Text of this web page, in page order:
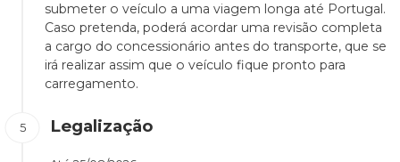
submeter o veículo a uma viagem longa até Portugal.
Caso pretenda, poderá acordar uma revisão completa
a cargo do concessionário antes do transporte, que se
irá realizar assim que o veículo fique pronto para
carregamento.
Legalização